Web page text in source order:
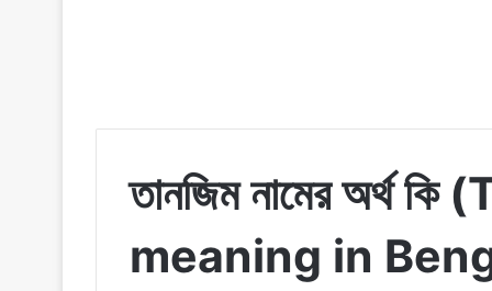
তানজিম নামের অর্থ
meaning in